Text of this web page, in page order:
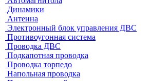
Динамики
Антенна
Электронный блок управления ДВС
Противоугонная система
Проводка ДВС
Подкапотная проводка
Проводка торпедо
Напольная проводка